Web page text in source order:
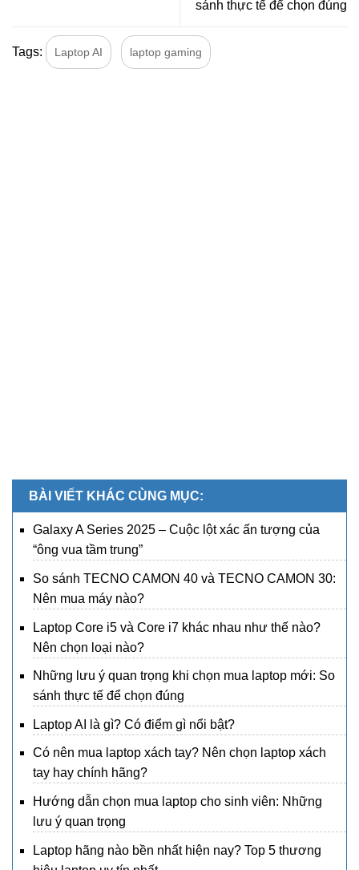
sánh thực tế để chọn đúng
Tags: Laptop AI laptop gaming
BÀI VIẾT KHÁC CÙNG MỤC:
Galaxy A Series 2025 – Cuộc lột xác ấn tượng của
“ông vua tầm trung”
So sánh TECNO CAMON 40 và TECNO CAMON 30:
Nên mua máy nào?
Laptop Core i5 và Core i7 khác nhau như thế nào?
Nên chọn loại nào?
Những lưu ý quan trọng khi chọn mua laptop mới: So
sánh thực tế để chọn đúng
Laptop AI là gì? Có điểm gì nổi bật?
Có nên mua laptop xách tay? Nên chọn laptop xách
tay hay chính hãng?
Hướng dẫn chọn mua laptop cho sinh viên: Những
lưu ý quan trọng
Laptop hãng nào bền nhất hiện nay? Top 5 thương